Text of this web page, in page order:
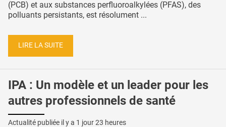
(PCB) et aux substances perfluoroalkylées (PFAS), des
polluants persistants, est résolument ...
LIRE LA SUITE
IPA : Un modèle et un leader pour les
autres professionnels de santé
Actualité publiée il y a 1 jour 23 heures